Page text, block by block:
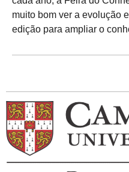
muito bom ver a evolução
edição para ampliar o